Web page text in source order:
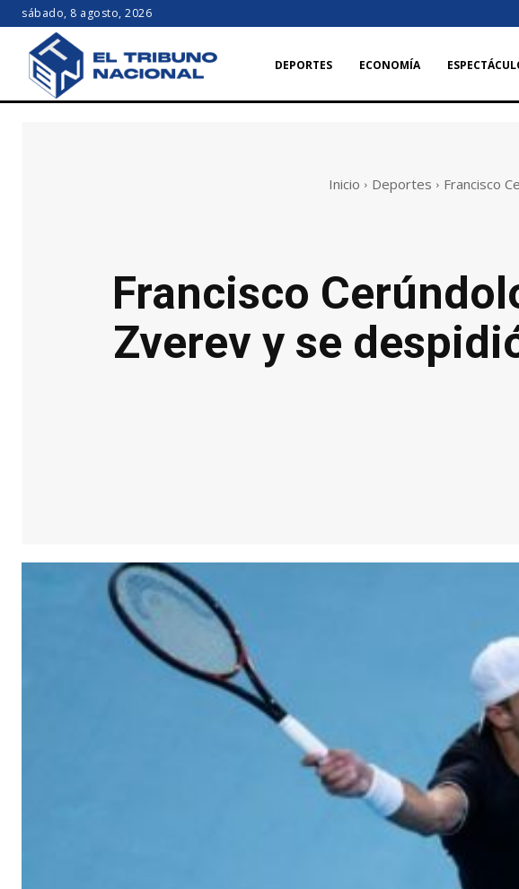
sábado, 8 agosto, 2026
DEPORTES ECONOMÍA
Inicio Deportes Francisco
Francisco
Zverev y se